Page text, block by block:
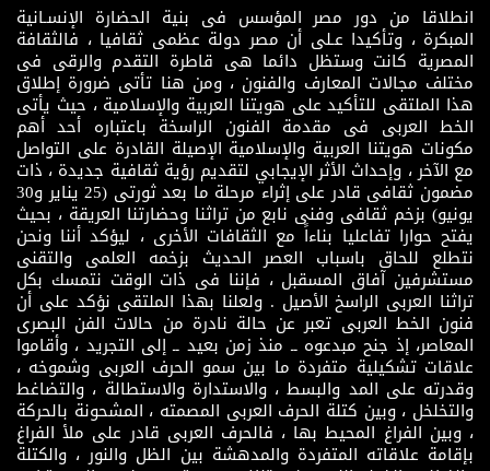
انطلاقا من دور مصر المؤسس فى بنية الحضارة الإنسـانية
المبكرة ، وتأكيدا عـلى أن مصر دولة عظمى ثقافيا ، فالثقافة
المصرية كانت وستظل دائما هى قاطرة التقدم والرقى فى
مختلف مجالات المعارف والفنون ، ومن هنا تأتى ضرورة إطلاق
هذا الملتقى للتأكيد على هويتنا العربية والإسلامية ، حيث يأتى
الخط العربى فى مقدمة الفنون الراسخة باعتباره أحد أهم
مكونات هويتنا العربية والإسلامية الإصيلة القادرة على التواصل
مع الآخر ، وإحداث الأثر الإيجابي لتقديم رؤية ثقافية جديدة ، ذات
مضمون ثقافى قادر على إثراء مرحلة ما بعد ثورتى (25 يناير و30
يونيو) بزخم ثقافى وفنى نابع من تراثنا وحضارتنا العريقة ، بحيث
يفتح حوارا تفاعليا بناءاً مع الثقافات الأخرى ، ليؤكد أننا ونحن
نتطلع للحاق باسباب العصر الحديث بزخمه العلمى والتقنى
مستشرفين آفاق المسقبل ، فإننا فى ذات الوقت نتمسك بكل
تراثنا العربى الراسخ الأصيل . ولعلنا بهذا الملتقى نؤكد على أن
فنون الخط العربى تعبر عن حالة نادرة من حالات الفن البصرى
المعاصر، إذ جنح مبدعوه ــ منذ زمن بعيد ــ إلى التجريد ، وأقاموا
علاقات تشكيلية متفردة ما بين سمو الحرف العربى وشموخه ،
وقدرته على المد والبسط ، والاستدارة والاستطالة ، والتضاغط
والتخلخل ، وبين كتلة الحرف العربى المصمته ، المشحونة بالحركة
، وبين الفراغ المحيط بها ، فالحرف العربى قادر على ملأ الفراغ
بإقامة علاقاته المتفردة والمدهشة بين الظل والنور ، والكتلة